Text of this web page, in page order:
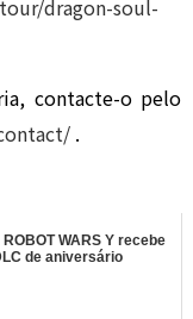
dragon-soul-
contacte-o pelo
.
ROBOT WARS Y recebe
de aniversário